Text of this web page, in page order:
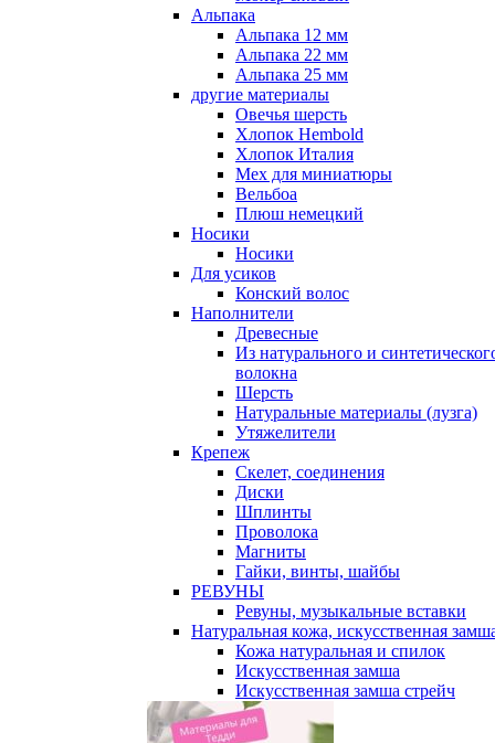
Альпака
Альпака 12 мм
Альпака 22 мм
Альпака 25 мм
другие материалы
Овечья шерсть
Хлопок Hembold
Хлопок Италия
Мех для миниатюры
Вельбоа
Плюш немецкий
Носики
Носики
Для усиков
Конский волос
Наполнители
Древесные
Из натурального и
волокна
Шерсть
Натуральные материалы (лузга)
Утяжелители
Крепеж
Скелет, соединения
Диски
Шплинты
Проволока
Магниты
Гайки, винты, шайбы
РЕВУНЫ
Ревуны, музыкальные вставки
Натуральная кожа, искусственная
Кожа натуральная и спилок
Искусственная замша
Искусственная замша стрейч